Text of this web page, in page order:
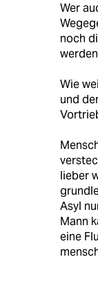
Wer
noch
Wie
und
lieber
Asyl
Mann
eine